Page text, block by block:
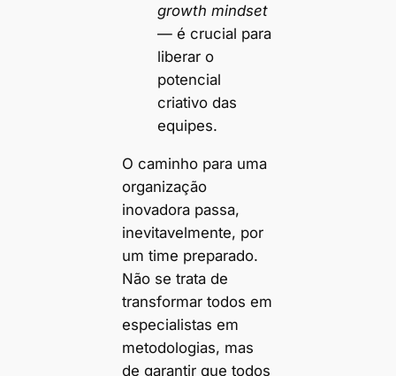
growth mindset
— é crucial para
liberar o
potencial
criativo das
equipes.
O caminho para uma
organização
inovadora passa,
inevitavelmente, por
um time preparado.
Não se trata de
transformar todos em
especialistas em
metodologias, mas
de garantir que todos